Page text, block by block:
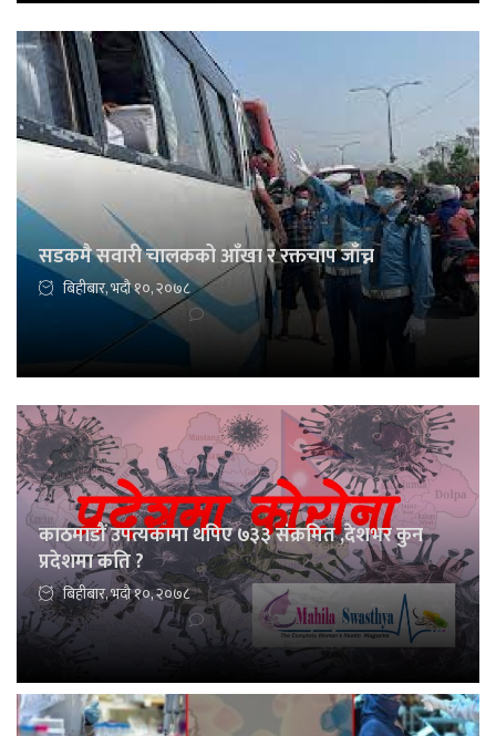
सडकमै सवारी चालकको आँखा र रक्तचाप जाँच्न
बिहीबार, भदौ १०, २०७८
काठमाडौं उपत्यकामा थपिए ७३३ संक्रमित ,देशभर कुन
प्रदेशमा कति ?
बिहीबार, भदौ १०, २०७८